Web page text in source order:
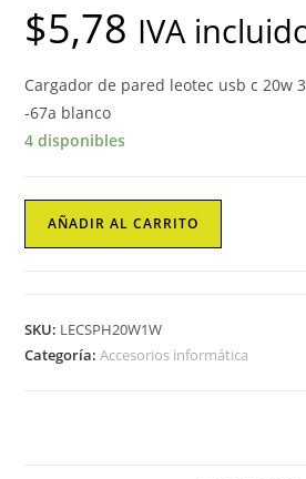
$5,78 IVA
Cargador de pared leotec usb c 20w
-67a blanco
4 disponibles
Portatiles
cantidad
AÑADIR AL CARRITO
SKU: LECSPH20W1W
Categoría:Accesorios informática